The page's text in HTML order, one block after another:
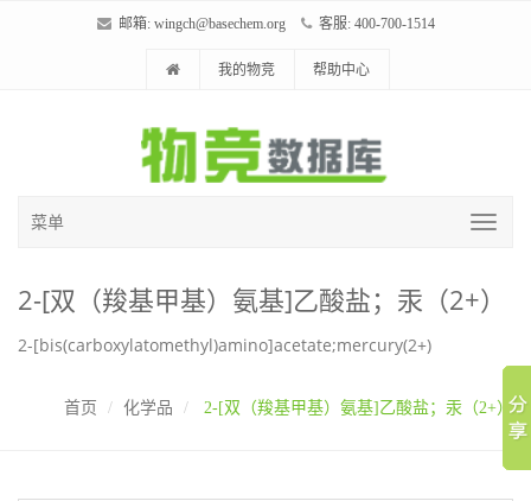
邮箱: wingch@basechem.org 客服: 400-700-1514
我的物竞 帮助中心
菜单
2-[双（羧基甲基）氨基]乙酸盐；汞（2+）
2-[bis(carboxylatomethyl)amino]acetate;mercury(2+)
首页 化学品 2-[双（羧基甲基）氨基]乙酸盐；汞（2+）